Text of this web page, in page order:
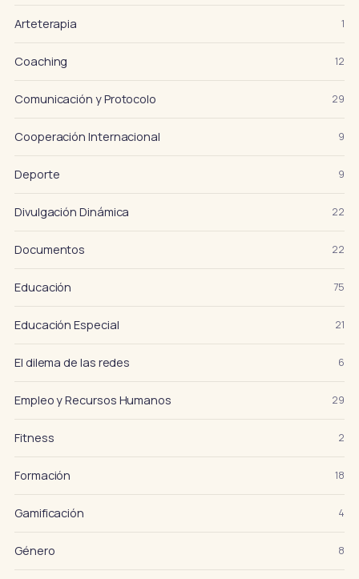
Arteterapia 1
Coaching 12
Comunicación y Protocolo 29
Cooperación Internacional 9
Deporte 9
Divulgación Dinámica 22
Documentos 22
Educación 75
Educación Especial 21
El dilema de las redes 6
Empleo y Recursos Humanos 29
Fitness 2
Formación 18
Gamificación 4
Género 8